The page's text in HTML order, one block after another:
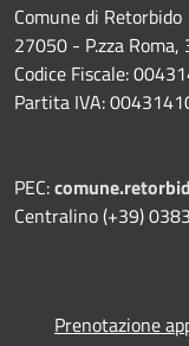
Comune di Retorbido
27050 - P.zza Roma,
Codice Fiscale:
Partita IVA:
PEC:
Centralino (+39)
Prenotazione